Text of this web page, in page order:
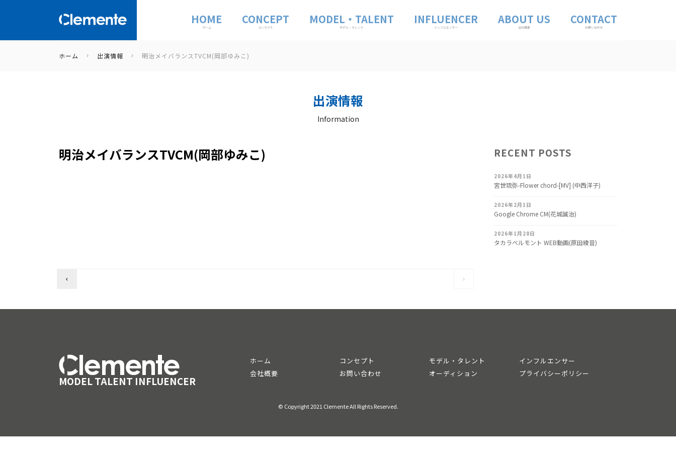
HOME
ホーム
CONCEPT
コンセプト
MODEL・TALENT
モデル・タレント
INFLUENCER
インフルエンサー
ABOUT US
会社概要
CONTACT
お問い合わせ
ホーム 出演情報 明治メイバランスTVCM(岡部ゆみこ)
出演情報
Information
明治メイバランスTVCM(岡部ゆみこ) RECENT POSTS
2026年4月1日
宮世琉弥-Flower chord-[MV] (中西洋子)
2026年2月1日
Google Chrome CM(花城誠治)
2026年1月28日
タカラベルモント WEB動画(原田綾音)
MODEL TALENT INFLUENCER
ホーム コンセプト モデル・タレント
インフルエンサー
会社概要
お問い合わせ オーディション プライバシーポリシー
© Copyright 2021 Clemente All Rights Reserved.